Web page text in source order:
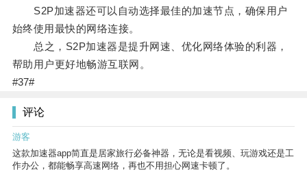
S2P加速器还可以自动选择最佳的加速节点，确保用户
始终使用最快的网络连接。
总之，S2P加速器是提升网速、优化网络体验的利器，
帮助用户更好地畅游互联网。
#37#
评论
游客
这款加速器app简直是居家旅行必备神器，无论是看视频、玩游戏还是工
作办公，都能畅享高速网络，再也不用担心网速卡顿了。